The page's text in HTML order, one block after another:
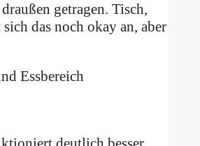
getragen. Tisch,
das noch okay an, aber